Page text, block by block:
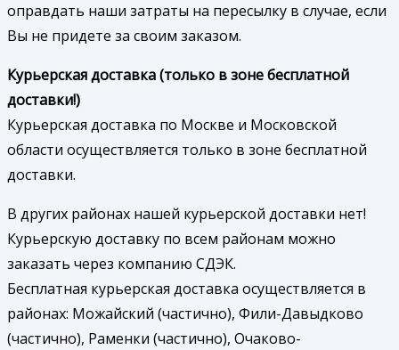
оправдать наши затраты на пересылку в случае, если
Вы не придете за своим заказом.
Курьерская доставка (только в зоне бесплатной
доставки!)
Курьерская доставка по Москве и Московской
области осуществляется только в зоне бесплатной
доставки.
В других районах нашей курьерской доставки нет!
Курьерскую доставку по всем районам можно
заказать через компанию СДЭК.
Бесплатная курьерская доставка осуществляется в
районах: Можайский (частично), Фили-Давыдково
(частично), Раменки (частично), Очаково-